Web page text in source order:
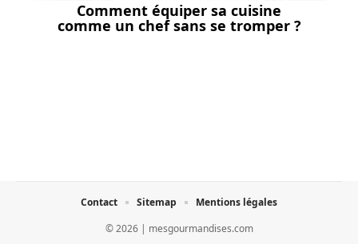
Comment équiper sa cuisine
comme un chef sans se tromper ?
© 2026 | mesgourmandises.com
Contact Sitemap Mentions légales